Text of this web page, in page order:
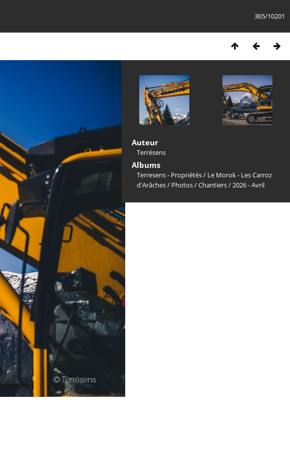
365/10201
Auteur
Terrésens
Albums
Terresens - Propriétés/ Le Morok - Les Carroz
d'Arâches/ Photos/Chantiers/2026 - Avril